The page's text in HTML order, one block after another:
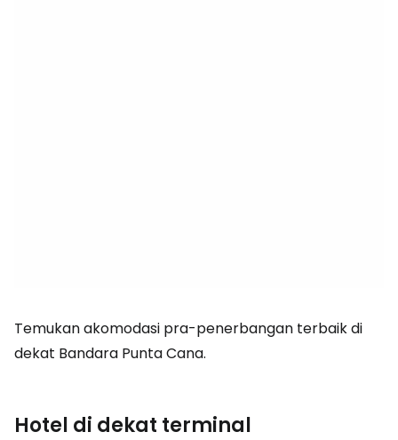
Temukan akomodasi pra-penerbangan terbaik di
dekat Bandara Punta Cana.
Hotel di dekat terminal